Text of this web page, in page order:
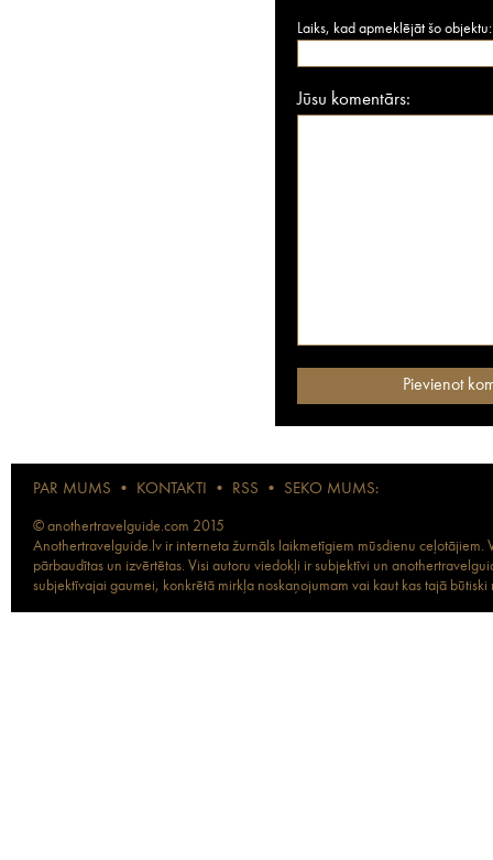
Laiks, kad apmeklējāt šo objektu:
Jūsu komentārs:
PAR MUMS • KONTAKTI • RSS • SEKO MUMS:
© anothertravelguide.com 2015
Anothertravelguide.lv ir interneta žurnāls laikmetīgiem mūsdienu
pārbaudītas un izvērtētas. Visi autoru viedokļi ir subjektīvi un
subjektīvajai gaumei, konkrētā mirkļa noskaņojumam vai kaut kas tajā